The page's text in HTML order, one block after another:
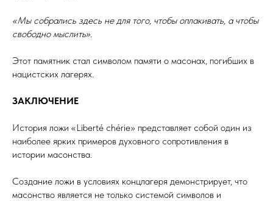
«Мы собрались здесь не для того, чтобы оплакивать, а чтобы
свободно мыслить».
Этот памятник стал символом памяти о масонах, погибших в
нацистских лагерях.
ЗАКЛЮЧЕНИЕ
История ложи «Liberté chérie» представляет собой один из
наиболее ярких примеров духовного сопротивления в
истории масонства.
Создание ложи в условиях концлагеря демонстрирует, что
масонство является не только системой символов и